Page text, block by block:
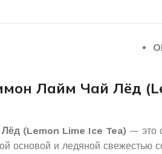
Лайм Чай Лёд
(Lemon Lime Ice Tea) — это
основой и ледяной